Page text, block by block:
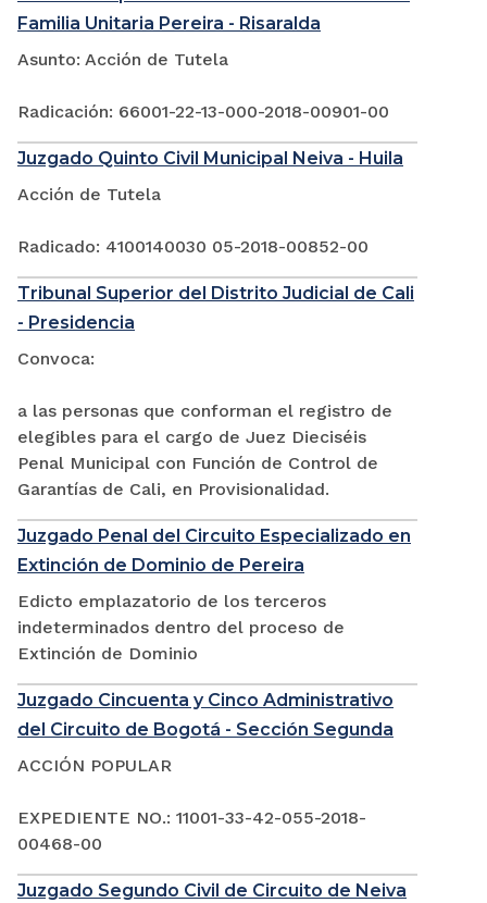
Familia Unitaria Pereira - Risaralda
Asunto: Acción de Tutela
Radicación: 66001-22-13-000-2018-00901-00
Juzgado Quinto Civil Municipal Neiva - Huila
Acción de Tutela
Radicado: 4100140030 05-2018-00852-00
Tribunal Superior del Distrito Judicial de Cali
- Presidencia
Convoca:
a las personas que conforman el registro de
elegibles para el cargo de Juez Dieciséis
Penal Municipal con Función de Control de
Garantías de Cali, en Provisionalidad.
Juzgado Penal del Circuito Especializado en
Extinción de Dominio de Pereira
Edicto emplazatorio de los terceros
indeterminados dentro del proceso de
Extinción de Dominio
Juzgado Cincuenta y Cinco Administrativo
del Circuito de Bogotá - Sección Segunda
ACCIÓN POPULAR
EXPEDIENTE NO.: 11001-33-42-055-2018-
00468-00
Juzgado Segundo Civil de Circuito de Neiva